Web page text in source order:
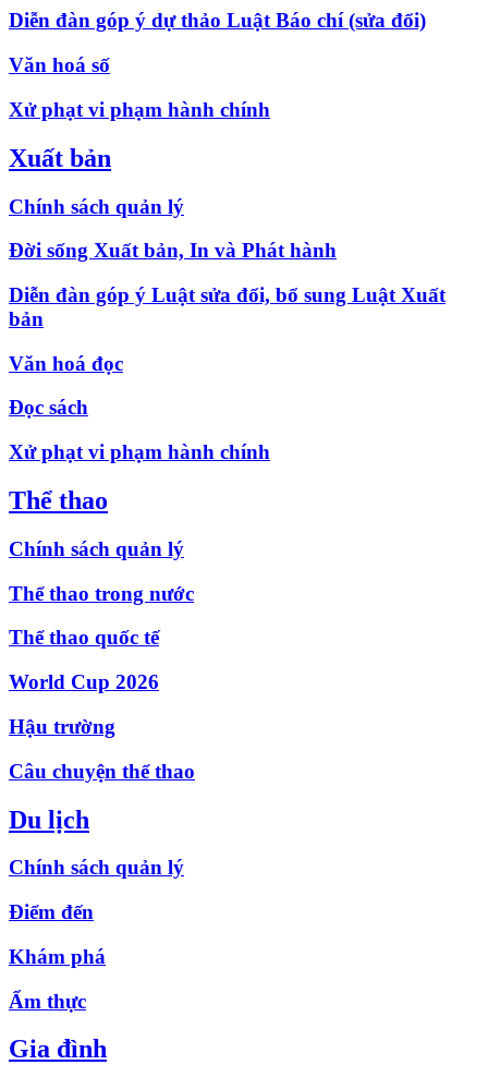
Diễn đàn góp ý dự thảo Luật Báo chí (sửa đổi)
Văn hoá số
Xử phạt vi phạm hành chính
Xuất bản
Chính sách quản lý
Đời sống Xuất bản, In và Phát hành
Diễn đàn góp ý Luật sửa đổi, bổ sung Luật Xuất
bản
Văn hoá đọc
Đọc sách
Xử phạt vi phạm hành chính
Thể thao
Chính sách quản lý
Thể thao trong nước
Thể thao quốc tế
World Cup 2026
Hậu trường
Câu chuyện thể thao
Du lịch
Chính sách quản lý
Điểm đến
Khám phá
Ẩm thực
Gia đình